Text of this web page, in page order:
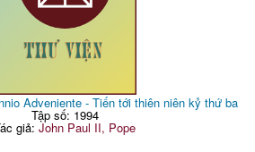
Adveniente - Tiến tới thiên niên kỷ thứ ba
Tập số: 1994
giả:John Paul II, Pope